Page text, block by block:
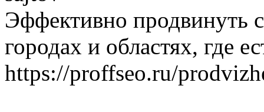
Эффективно продвинуть
городах и областях, где
https://proffseo.ru/